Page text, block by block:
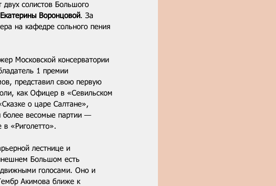
двух солистов Большого
Воронцовой. За
на кафедре сольного пения
Московской консерватории
1 премии
представил свою первую
как Офицер в «Севильском
о царе Салтане»,
более весомые партии —
«Риголетто».
лестнице и
Большом есть
голосами. Оно и
Акимова ближе к